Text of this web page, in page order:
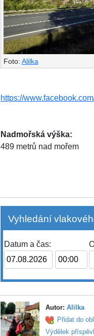
Foto: Alilka
https://
Nadmořská výška:
489 metrů nad mořem
Vyhledání
Datum a čas:
Autor:Alilka
Přidat do
Výdělek